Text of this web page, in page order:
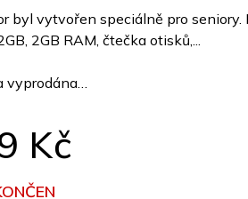
Kč
vyprodána…
byl vytvořen speciálně pro seniory.
2GB RAM, čtečka otisků,...